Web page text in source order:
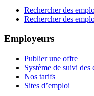
Rechercher des
Rechercher des
Employeurs
Publier une offre
Système de suivi des
Nos tarifs
Sites d’emploi